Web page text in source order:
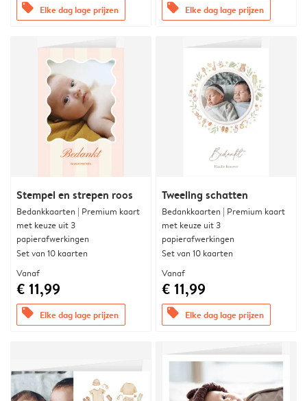
offers Elke dag lage prijzen offers Elke dag lage prijzen
Stempel en strepen roos
Bedankkaarten | Premium kaart
met keuze uit 3
papierafwerkingen
Set van 10 kaarten
Vanaf
€ 11,99
offers Elke dag lage prijzen
Tweeling schatten
Bedankkaarten | Premium kaart
met keuze uit 3
papierafwerkingen
Set van 10 kaarten
Vanaf
€ 11,99
offers Elke dag lage prijzen